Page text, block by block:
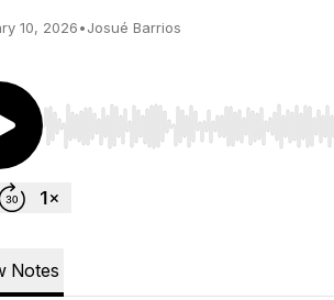
10, 2026•Josué Barrios
Use Left/Right to seek, Home/End
Notes